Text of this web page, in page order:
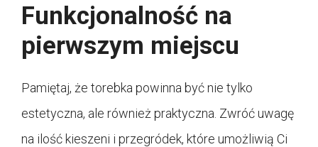
Funkcjonalność na
pierwszym miejscu
Pamiętaj, że torebka powinna być nie tylko
estetyczna, ale również praktyczna. Zwróć uwagę
na ilość kieszeni i przegródek, które umożliwią Ci